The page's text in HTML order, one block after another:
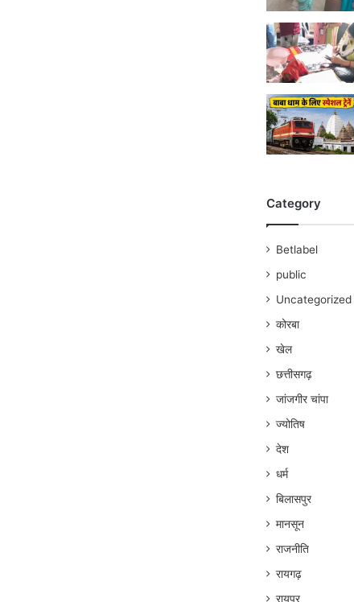
Category
Betlabel
public
Uncategorized
कोरबा
खेल
छत्तीसगढ़
जांजगीर चांपा
ज्योतिष
देश
धर्म
बिलासपुर
मानसून
राजनीति
रायगढ़
रायपुर